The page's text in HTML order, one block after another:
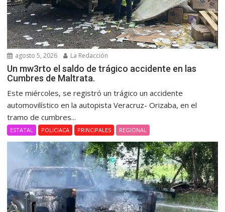
agosto 5, 2026 La Redacción
Un mw3rto el saldo de trágico accidente en las
Cumbres de Maltrata.
Este miércoles, se registró un trágico un accidente
automovilístico en la autopista Veracruz- Orizaba, en el
tramo de cumbres...
ESTATAL POLICIACA PRINCIPALES REGIONAL